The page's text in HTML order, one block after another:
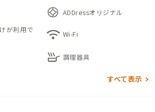
の面影を残す小物が散りばめられており、可
います。リビング手前には仕事にもぴった
イカウンターとグリーンスツール、その先
スには使い込むことで味の出るパイン無垢
ルがあります。キッチンには、幅約2.7m
ムキッチンがあり、会員同士で一緒に料理を
の空間です。また、浴室も広々とした浴槽が
ADDressオリジナル
が利用で
wifi Wi-Fi
skillet 調理器具
すべて表示